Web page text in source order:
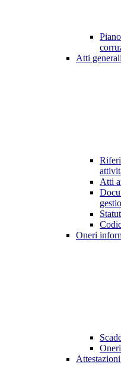
Atti generali
Atti
Oneri